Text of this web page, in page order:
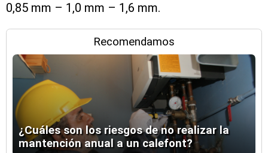
0,85 mm – 1,0 mm – 1,6 mm.
Recomendamos
¿Cuáles son los riesgos de no realizar la
mantención anual a un calefont?